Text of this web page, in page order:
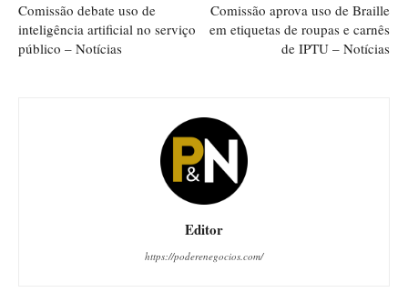
Comissão debate uso de
inteligência artificial no serviço
público – Notícias
Comissão aprova uso de Braille
em etiquetas de roupas e carnês
de IPTU – Notícias
Editor
https://poderenegocios.com/